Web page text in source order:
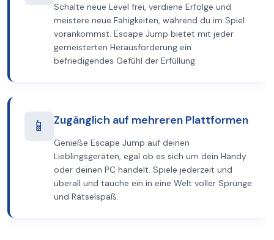
Schalte neue Level frei, verdiene Erfolge und
meistere neue Fähigkeiten, während du im Spiel
vorankommst. Escape Jump bietet mit jeder
gemeisterten Herausforderung ein
befriedigendes Gefühl der Erfüllung.
📱 Zugänglich auf mehreren Plattformen
Genieße Escape Jump auf deinen
Lieblingsgeräten, egal ob es sich um dein Handy
oder deinen PC handelt. Spiele jederzeit und
überall und tauche ein in eine Welt voller Sprünge
und Rätselspaß.